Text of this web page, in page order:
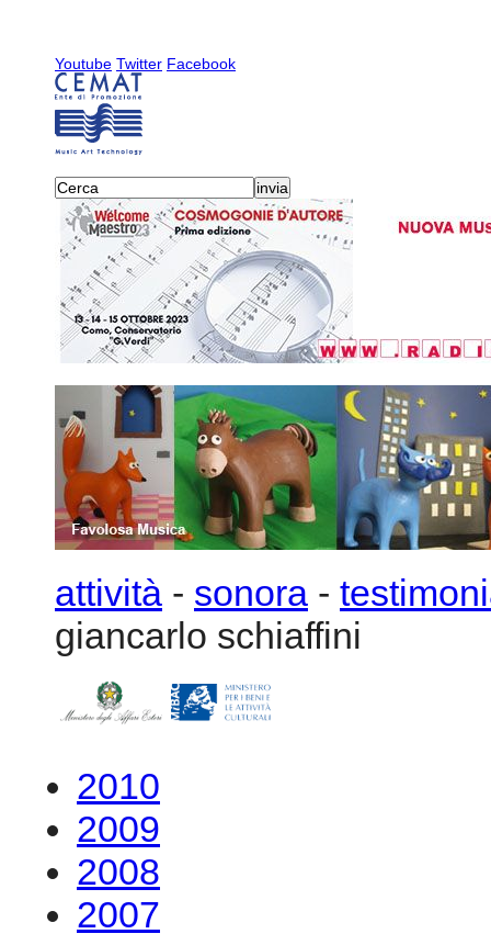
Youtube Twitter Facebook
attività-sonora-
giancarlo schiaffini
2010
2009
2008
2007
2006
2005
2004
2003